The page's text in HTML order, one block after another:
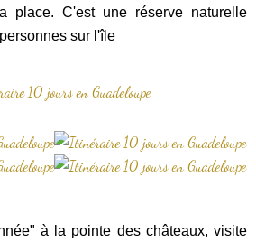
place. C'est une réserve naturelle
sur l'île
à la pointe des châteaux, visite